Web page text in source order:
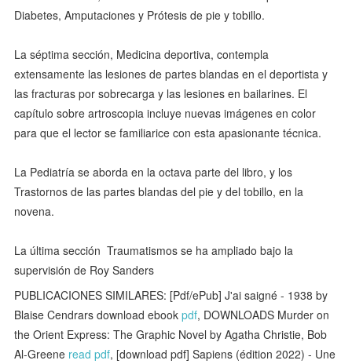
Diabetes, Amputaciones y Prótesis de pie y tobillo.
La séptima sección, Medicina deportiva, contempla
extensamente las lesiones de partes blandas en el deportista y
las fracturas por sobrecarga y las lesiones en bailarines. El
capítulo sobre artroscopia incluye nuevas imágenes en color
para que el lector se familiarice con esta apasionante técnica.
La Pediatría se aborda en la octava parte del libro, y los
Trastornos de las partes blandas del pie y del tobillo, en la
novena.
La última sección  Traumatismos se ha ampliado bajo la
supervisión de Roy Sanders
PUBLICACIONES SIMILARES: [Pdf/ePub] J'ai saigné - 1938 by
Blaise Cendrars download ebookpdf, DOWNLOADS Murder on
the Orient Express: The Graphic Novel by Agatha Christie, Bob
Al-Greene read pdf, [download pdf] Sapiens (édition 2022) - Une